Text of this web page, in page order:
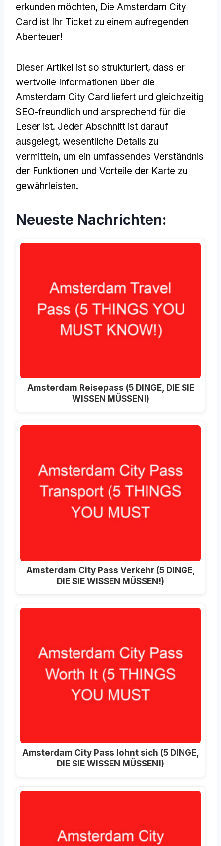
erkunden möchten, Die Amsterdam City
Card ist Ihr Ticket zu einem aufregenden
Abenteuer!
Dieser Artikel ist so strukturiert, dass er
wertvolle Informationen über die
Amsterdam City Card liefert und gleichzeitig
SEO-freundlich und ansprechend für die
Leser ist. Jeder Abschnitt ist darauf
ausgelegt, wesentliche Details zu
vermitteln, um ein umfassendes Verständnis
der Funktionen und Vorteile der Karte zu
gewährleisten.
Neueste Nachrichten:
Amsterdam Reisepass (5 DINGE, DIE SIE
WISSEN MÜSSEN!)
Amsterdam City Pass Verkehr (5 DINGE,
DIE SIE WISSEN MÜSSEN!)
Amsterdam City Pass lohnt sich (5 DINGE,
DIE SIE WISSEN MÜSSEN!)